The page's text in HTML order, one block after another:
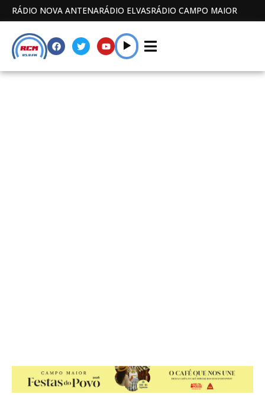
RÁDIO NOVA ANTENARÁDIO ELVASRÁDIO CAMPO MAIOR